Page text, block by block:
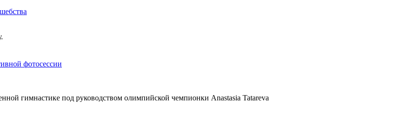
фотосессии
гимнастике под руководством олимпийской чемпионки Anastasia Tatareva